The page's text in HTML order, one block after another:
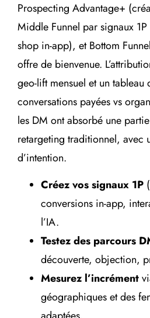
Prospecting Advantage+
Middle Funnel par signaux
shop in-app), et Bottom
offre de bienvenue.
geo-lift mensuel et un tableau
conversations payées vs
les DM ont absorbé une
retargeting traditionnel, avec
d’intention.
Créez vos signaux 1P
conversions in-app,
l’IA.
Testez des parcours
découverte, objection,
Mesurez l’incrément
géographiques et des